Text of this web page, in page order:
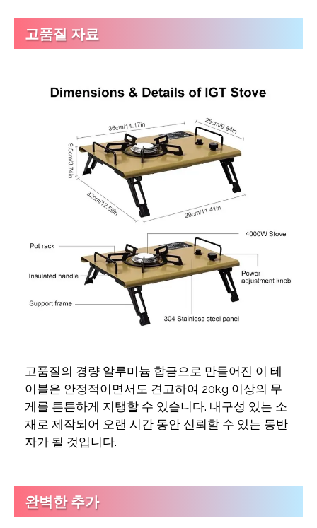
고품질 자료
고품질의 경량 알루미늄 합금으로 만들어진 이 테
이블은 안정적이면서도 견고하여 20kg 이상의 무
게를 튼튼하게 지탱할 수 있습니다. 내구성 있는 소
재로 제작되어 오랜 시간 동안 신뢰할 수 있는 동반
자가 될 것입니다.
완벽한 추가